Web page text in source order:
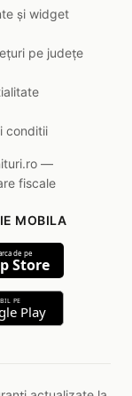
și widget
pe județe
conditii
—
fiscale
MOBILA
de pe
Store
PE
Play